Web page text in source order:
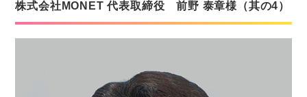
株式会社MONET 代表取締役 前野 泰章様（其の4）